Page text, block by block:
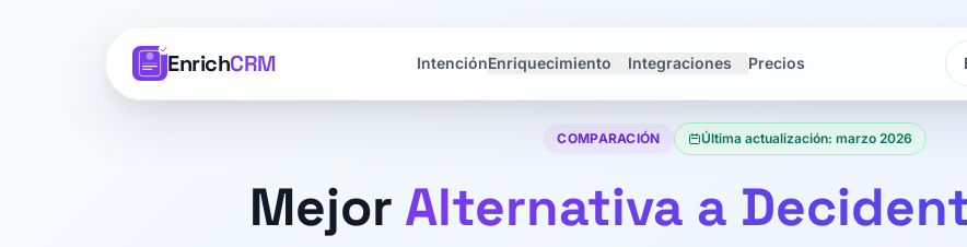
EnrichCRM IntenciónEnriquecimiento Integraciones Precios
COMPARACIÓN Última actualización: marzo 2026
Mejor Alternativa a